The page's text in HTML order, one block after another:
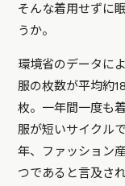
そんな着用せずに
うか。
環境省のデータに
服の枚数が平均約
枚。一年間一度も
服が短いサイクル
年、ファッション
つであると言及さ